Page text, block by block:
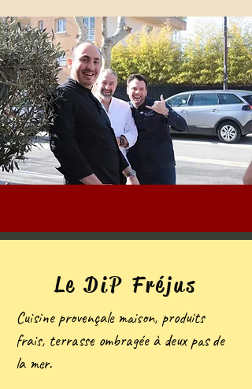
Le DiP Fréjus
Cuisine provençale maison, produits
frais, terrasse ombragée à deux pas de
la mer.